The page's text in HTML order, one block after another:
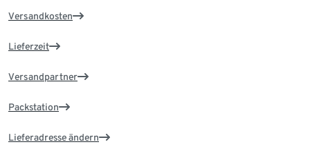
Versandkosten
Lieferzeit
Versandpartner
Packstation
Lieferadresse ändern